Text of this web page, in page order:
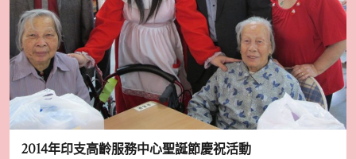
2014年印支高齡服務中心聖誕節慶祝活動